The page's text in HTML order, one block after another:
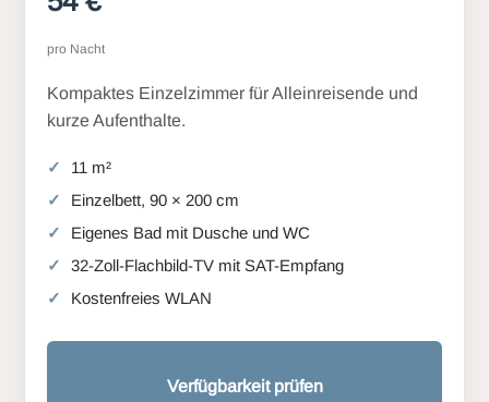
pro Nacht
Kompaktes Einzelzimmer für Alleinreisende und
kurze Aufenthalte.
11 m²
Einzelbett, 90 × 200 cm
Eigenes Bad mit Dusche und WC
32-Zoll-Flachbild-TV mit SAT-Empfang
Kostenfreies WLAN
Verfügbarkeit prüfen